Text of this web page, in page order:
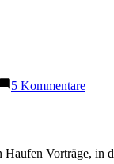
5 Kommentarezu
2014
Vorträge, in